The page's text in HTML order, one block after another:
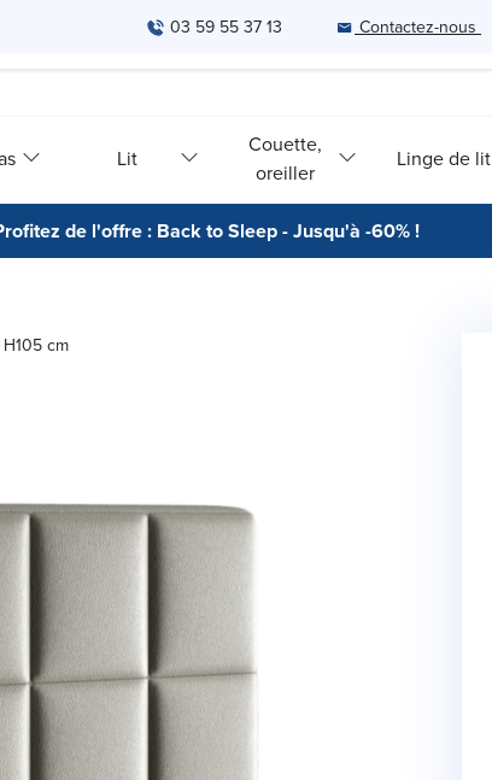
03 59 55 37 13 Contactez-nous
Lit
Couette,
oreiller
Linge de lit
de l'offre : Back to Sleep - Jusqu'à -60% !
cm